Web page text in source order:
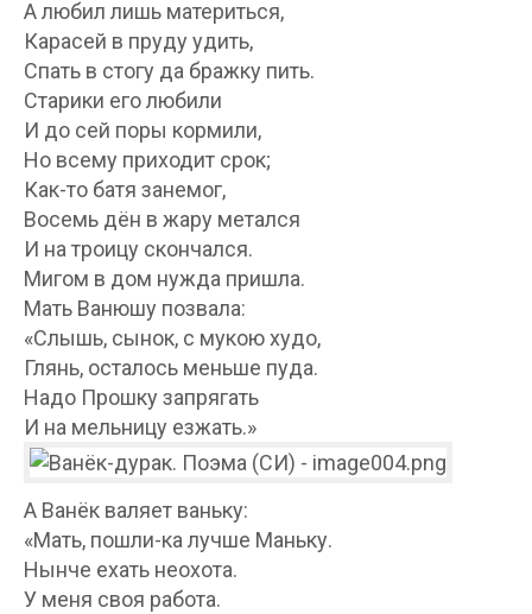
А любил лишь материться,
Карасей в пруду удить,
Спать в стогу да бражку пить.
Старики его любили
И до сей поры кормили,
Но всему приходит срок;
Как-то батя занемог,
Восемь дён в жару метался
И на троицу скончался.
Мигом в дом нужда пришла.
Мать Ванюшу позвала:
«Слышь, сынок, с мукою худо,
Глянь, осталось меньше пуда.
Надо Прошку запрягать
И на мельницу езжать.»
А Ванёк валяет ваньку:
«Мать, пошли-ка лучше Маньку.
Нынче ехать неохота.
У меня своя работа.